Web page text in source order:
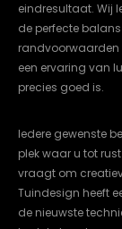
eindresultaat. Wij
de perfecte
randvoorwaarden
een ervaring van
precies goed is.
Iedere gewenste
plek waar u tot
vraagt om
Tuindesign heeft
de nieuwste
ALLE
COOKIES
ACCEPTEREN